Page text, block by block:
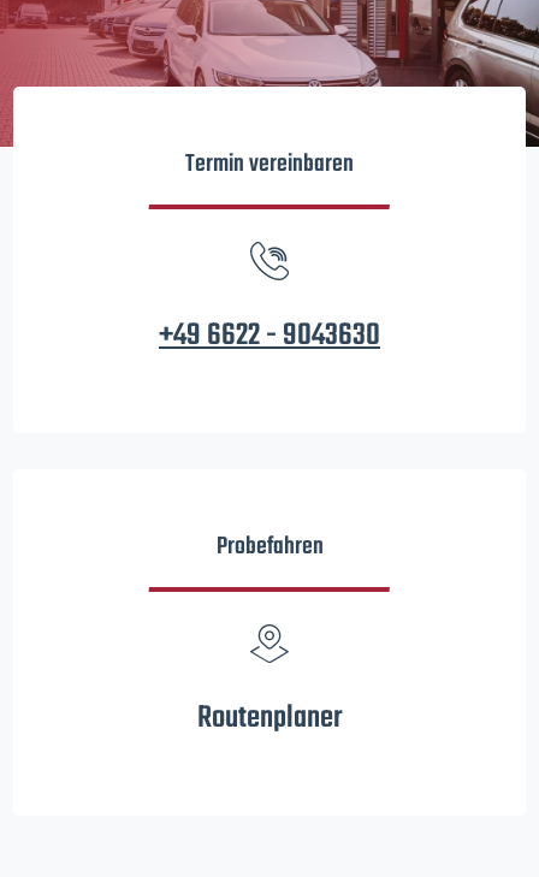
Termin vereinbaren
+49 6622 - 9043630
Probefahren
Routenplaner